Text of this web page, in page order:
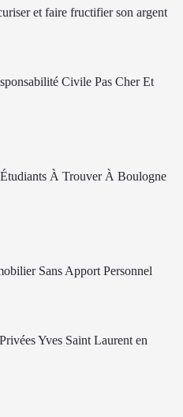
et faire fructifier son argent
Civile Pas Cher Et
À Trouver À Boulogne
Sans Apport Personnel
Yves Saint Laurent en